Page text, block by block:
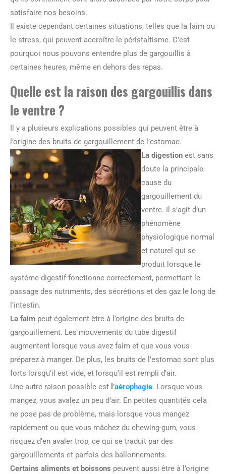
satisfaire nos besoins.
Il existe cependant certaines situations, telles que la faim ou
le stress, qui peuvent accroître le péristaltisme. C’est
pourquoi nous pouvons entendre plus de gargouillis à
certaines heures, même en dehors des repas.
Quelle est la raison des gargouillis dans
le ventre ?
Il y a plusieurs explications possibles qui peuvent être à
l’origine des bruits de gargouillement de l’estomac.
La digestion est sans
doute la principale
cause du
gargouillement du
ventre. Il s’agit d’un
phénomène
physiologique normal
et naturel qui se
produit lorsque le
système digestif fonctionne correctement, permettant le
passage des nutriments, des sécrétions et des gaz le long de
l’intestin.
La faim peut également être à l’origine des bruits de
gargouillement. Les mouvements du tube digestif
augmentent lorsque vous avez faim et que vous vous
préparez à manger. De plus, les bruits de l’estomac sont plus
forts lorsqu’il est vide, et lorsqu’il est rempli d’air.
Une autre raison possible est ’aérophagie. Lorsque vous
mangez, vous avalez un peu d’air. En petites quantités cela
ne pose pas de problème, mais lorsque vous mangez
rapidement ou que vous mâchez du chewing-gum, vous
risquez d’en avaler trop, ce qui se traduit par des
gargouillements et parfois des ballonnements.
Certains aliments et boissons peuvent aussi être à l’origine